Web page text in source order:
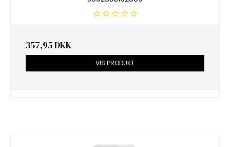
357,95 DKK
VIS PRODUKT